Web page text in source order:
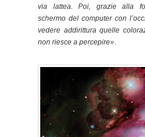
via lattea. Poi, grazie alla
schermo del computer con
vedere addirittura quelle
non riesce a percepire».